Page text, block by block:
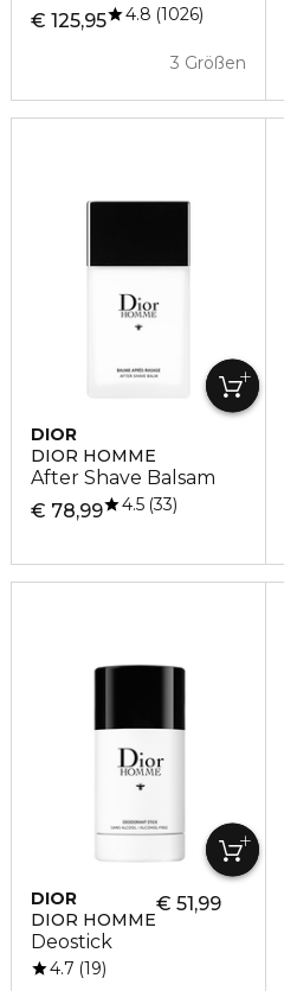
€ 125,95
3 Größen
4.8 1026
DIOR
DIOR HOMME
After Shave Balsam
€ 78,99
4.5 33
DIOR
DIOR HOMME
Deostick
€ 51,99
4.7 19